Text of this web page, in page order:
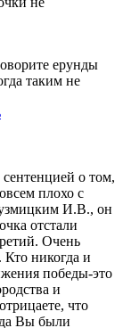
ерунды
таким не
о том,
плохо с
И.В., он
отстали
Очень
никогда и
победы-это
и
что
Вы были